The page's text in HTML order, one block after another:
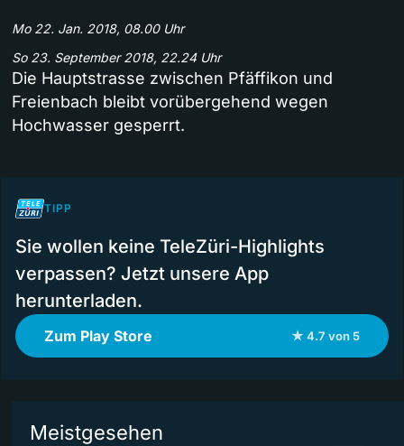
Mo 22. Jan. 2018, 08.00 Uhr
So 23. September 2018, 22.24 Uhr
Die Hauptstrasse zwischen Pfäffikon und
Freienbach bleibt vorübergehend wegen
Hochwasser gesperrt.
TIPP
Sie wollen keine TeleZüri-Highlights
verpassen? Jetzt unsere App
herunterladen.
Zum Play Store ★ 4.7 von 5
Meistgesehen